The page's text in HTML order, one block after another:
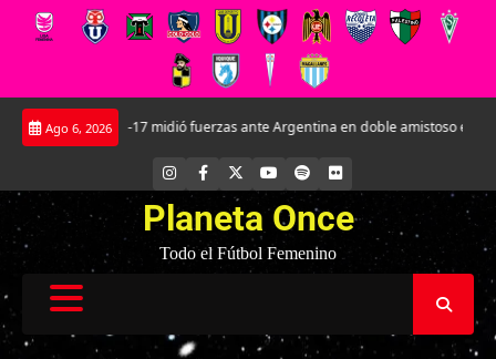
Saltar
Ago 6, 2026
Roja Sub-17 midió fuerzas ante Argentina en doble amistoso en el CAR
INSTAGRAM
FACEBOOK YOUTUBE
SPOTIFYFLICKR
Planeta Once
Todo el Fútbol Femenino